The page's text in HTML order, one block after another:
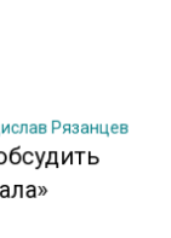
Рязанцев